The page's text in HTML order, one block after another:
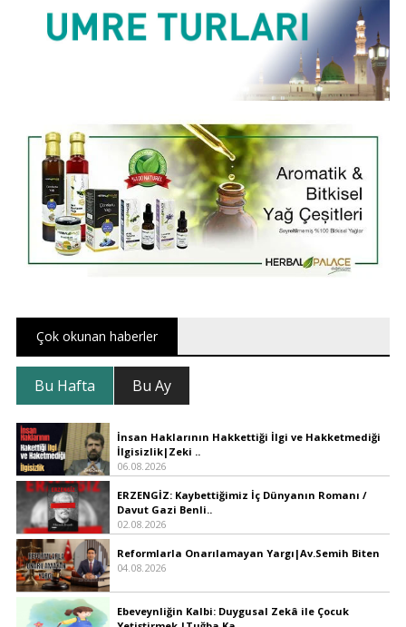
Çok okunan haberler
Bu Hafta Bu Ay
İnsan Haklarının Hakkettiği İlgi ve Hakketmediği
İlgisizlik|Zeki ..
06.08.2026
ERZENGİZ: Kaybettiğimiz İç Dünyanın Romanı /
Davut Gazi Benli..
02.08.2026
Reformlarla Onarılamayan Yargı|Av.Semih Biten
04.08.2026
Ebeveynliğin Kalbi: Duygusal Zekâ ile Çocuk